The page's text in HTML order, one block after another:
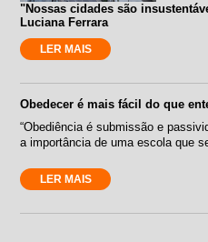
"Nossas cidades são
Luciana Ferrara
LER MAIS
Obedecer é mais fácil do que
“Obediência é submissão e
a importância de uma escola que
LER MAIS